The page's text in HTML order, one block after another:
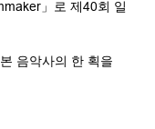
」로 제40회 일
음악사의 한 획을